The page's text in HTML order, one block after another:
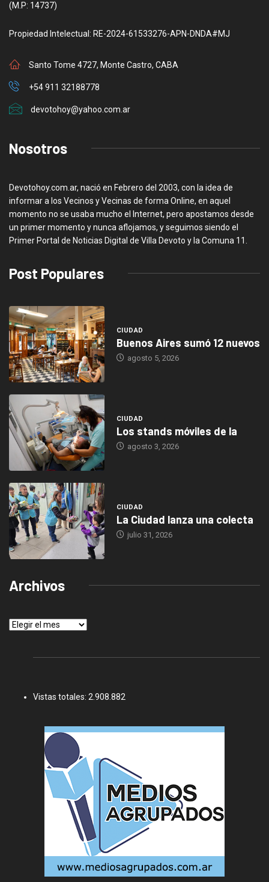
(M.P: 14737)
Propiedad Intelectual: RE-2024-61533276-APN-DNDA#MJ
Santo Tome 4727, Monte Castro, CABA
+54 911 32188778
devotohoy@yahoo.com.ar
Nosotros
Devotohoy.com.ar, nació en Febrero del 2003, con la idea de
informar a los Vecinos y Vecinas de forma Online, en aquel
momento no se usaba mucho el Internet, pero apostamos desde
un primer momento y nunca aflojamos, y seguimos siendo el
Primer Portal de Noticias Digital de Villa Devoto y la Comuna 11.
Post Populares
CIUDAD
Buenos Aires sumó 12 nuevos
agosto 5, 2026
CIUDAD
Los stands móviles de la
agosto 3, 2026
CIUDAD
La Ciudad lanza una colecta
julio 31, 2026
Archivos
Archivos
Vistas totales: 2.908.882